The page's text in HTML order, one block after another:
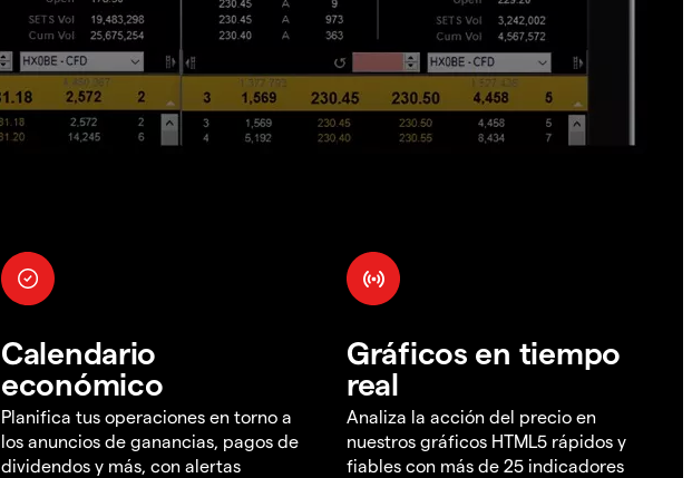
Calendario
económico
Planifica tus operaciones en torno a
los anuncios de ganancias, pagos de
dividendos y más, con alertas
Gráficos en tiempo
real
Analiza la acción del precio en
nuestros gráficos HTML5 rápidos y
fiables con más de 25 indicadores